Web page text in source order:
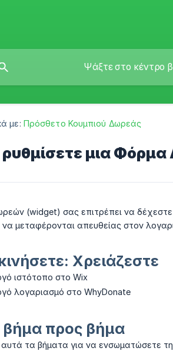
με: Πρόσθετο Κουμπιού Δωρεάς
μια
(widget) σας επιτρέπει να
μεταφέρονται απευθείας στον
Χρειάζεστε
ιστότοπο στο Wix
λογαριασμό στο WhyDonate
προς βήμα
τα βήματα για να ενσωματώσετε